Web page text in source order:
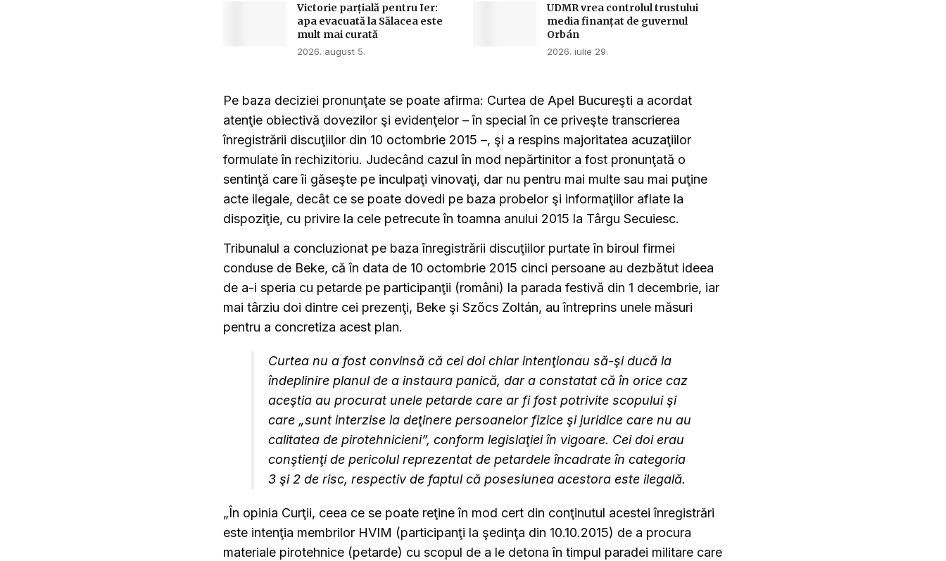
Victorie parțială pentru Ier:
apa evacuată la Sălacea este
mult mai curată
2026. august 5.
UDMR vrea controlul trustului
media finanțat de guvernul
Orbán
2026. iulie 29.
Pe baza deciziei pronunţate se poate afirma: Curtea de Apel Bucureşti a acordat
atenţie obiectivă dovezilor şi evidenţelor – în special în ce priveşte transcrierea
înregistrării discuţiilor din 10 octombrie 2015 –, şi a respins majoritatea acuzaţiilor
formulate în rechizitoriu. Judecând cazul în mod nepărtinitor a fost pronunţată o
sentinţă care îi găseşte pe inculpaţi vinovaţi, dar nu pentru mai multe sau mai puţine
acte ilegale, decât ce se poate dovedi pe baza probelor şi informaţiilor aflate la
dispoziţie, cu privire la cele petrecute în toamna anului 2015 la Târgu Secuiesc.
Tribunalul a concluzionat pe baza înregistrării discuţiilor purtate în biroul firmei
conduse de Beke, că în data de 10 octombrie 2015 cinci persoane au dezbătut ideea
de a-i speria cu petarde pe participanţii (români) la parada festivă din 1 decembrie, iar
mai târziu doi dintre cei prezenţi, Beke şi Szőcs Zoltán, au întreprins unele măsuri
pentru a concretiza acest plan.
Curtea nu a fost convinsă că cei doi chiar intenţionau să-şi ducă la
îndeplinire planul de a instaura panică, dar a constatat că în orice caz
aceştia au procurat unele petarde care ar fi fost potrivite scopului şi
care „sunt interzise la deţinere persoanelor fizice şi juridice care nu au
calitatea de pirotehnicieni”, conform legislaţiei în vigoare. Cei doi erau
conştienţi de pericolul reprezentat de petardele încadrate în categoria
3 şi 2 de risc, respectiv de faptul că posesiunea acestora este ilegală.
„În opinia Curţii, ceea ce se poate reţine în mod cert din conţinutul acestei înregistrări
este intenţia membrilor HVIM (participanţi la şedinţa din 10.10.2015) de a procura
materiale pirotehnice (petarde) cu scopul de a le detona în timpul paradei militare care